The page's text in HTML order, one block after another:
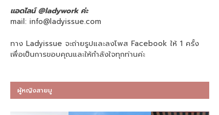
แอดไลน์ @ladywork ค่ะ
mail: info@ladyissue.com
ทาง Ladyissue จะถ่ายรูปและลงโพส Facebook ให้ 1 ครั้ง
เพื่อเป็นการขอบคุณและให้กำลังใจทุกท่านค่ะ
ผู้หญิงสายมู